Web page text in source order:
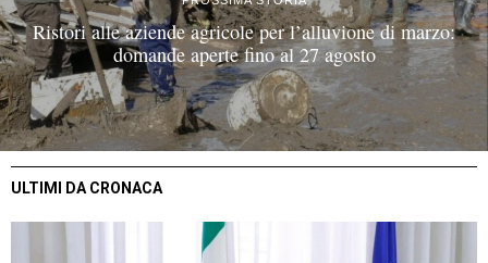
Ristori alle aziende agricole per l’alluvione di marzo:
domande aperte fino al 27 agosto
ULTIMI DA CRONACA